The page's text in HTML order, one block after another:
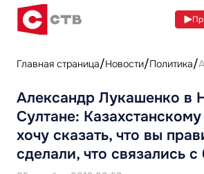
Главная страница Новости Политика
Александр Лукашенко в
Султане:
хочу сказать, что вы
сделали, что связались